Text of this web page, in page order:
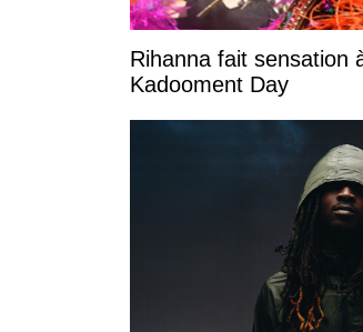
Rihanna fait sensation
Kadooment Day